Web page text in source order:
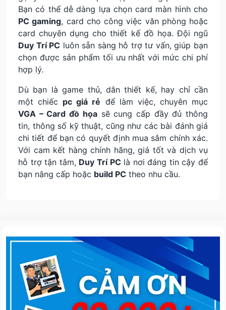
Bạn có thể dễ dàng lựa chọn card màn hình cho
PC gaming, card cho công việc văn phòng hoặc
card chuyên dụng cho thiết kế đồ họa. Đội ngũ
Duy Trí PC luôn sẵn sàng hỗ trợ tư vấn, giúp bạn
chọn được sản phẩm tối ưu nhất với mức chi phí
hợp lý.
Dù bạn là game thủ, dân thiết kế, hay chỉ cần
một chiếc pc giá rẻ để làm việc, chuyên mục
VGA – Card đồ họasẽ cung cấp đầy đủ thông
tin, thông số kỹ thuật, cũng như các bài đánh giá
chi tiết để bạn có quyết định mua sắm chính xác.
Với cam kết hàng chính hãng, giá tốt và dịch vụ
hỗ trợ tận tâm, Duy Trí PClà nơi đáng tin cậy để
bạn nâng cấp hoặc build PC theo nhu cầu.